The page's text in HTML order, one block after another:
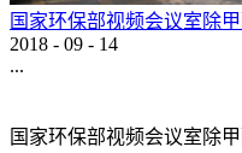
国家环保部视频会议室除
2018 - 09 - 14
...
国家环保部视频会议室除